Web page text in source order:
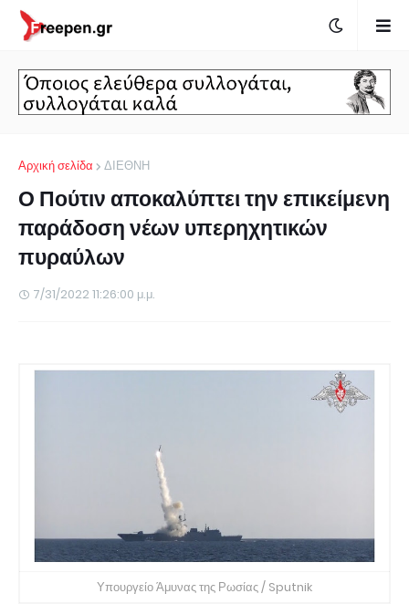
Αρχική σελίδα ΔΙΕΘΝΗ
Ο Πούτιν αποκαλύπτει την επικείμενη
παράδοση νέων υπερηχητικών
πυραύλων
7/31/2022 11:26:00 μ.μ.
Υπουργείο Άμυνας της Ρωσίας / Sputnik